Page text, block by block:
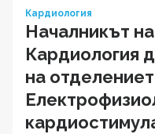
Кардиология
Началникът
Кардиология
на